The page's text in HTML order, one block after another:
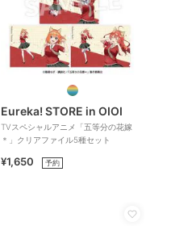
Eureka! STORE in OIOI
TVスペシャルアニメ「五等分の花嫁
＊」クリアファイル5種セット
¥1,650 予約